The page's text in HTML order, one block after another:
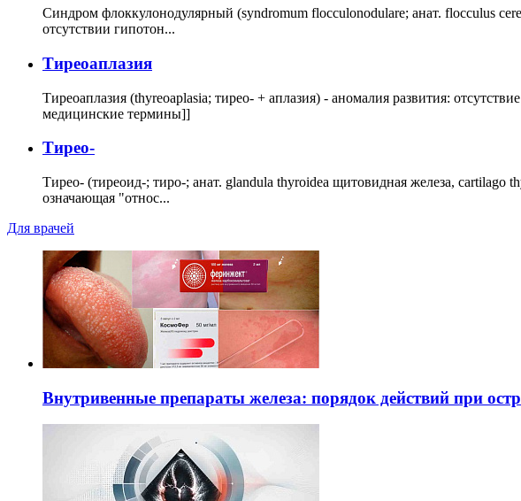
Синдром флоккулонодулярный (syndromum flocculonodulare; анат. flocculus
отсутствии гипотон...
Тиреоаплазия
Тиреоаплазия (thyreoaplasia; тирео- + аплазия) - аномалия развития:
медицинские термины]]
Тирео-
Тирео- (тиреоид-; тиро-; анат. glandula thyroidea щитовидная железа,
означающая "относ...
Для врачей
Внутривенные препараты железа: порядок действий при